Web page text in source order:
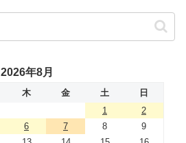
2026年8月
木 金 土
日
1
2
6 7 8
9